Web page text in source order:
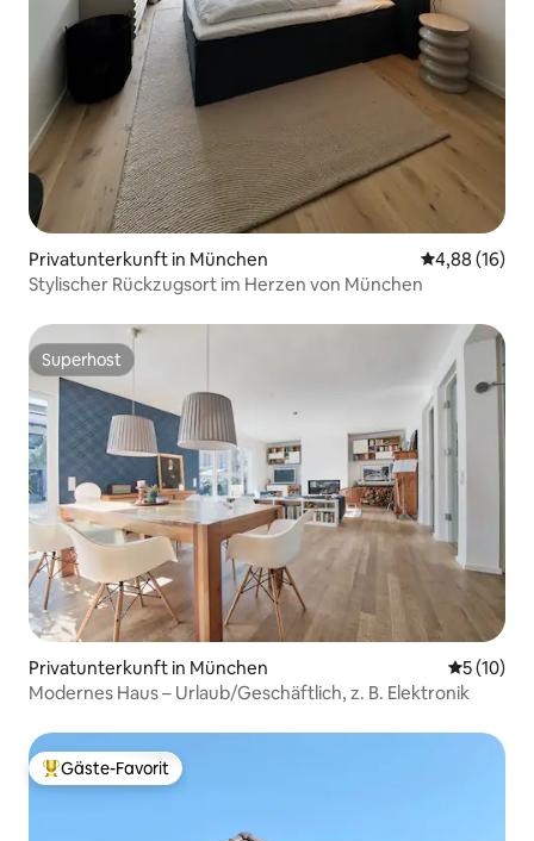
Privatunterkunft in München
4,88 (16)
Stylischer Rückzugsort im Herzen von München
Superhost
Superhost
Privatunterkunft in München
5 (10)
Modernes Haus – Urlaub/Geschäftlich, z. B. Elektronik
Beliebter Gäste-Favorit.
Gäste-Favorit